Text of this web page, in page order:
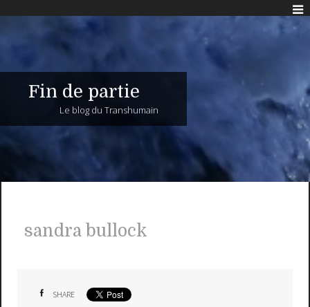
Fin de partie
Le blog du Transhumain
sandra bullock
SHARE